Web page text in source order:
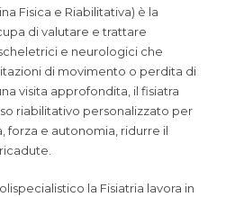
Fisica e Riabilitativa) è la
di valutare e trattare
e neurologici che
di movimento o perdita di
visita approfondita, il fisiatra
riabilitativo personalizzato per
forza e autonomia, ridurre il
la Fisiatria lavora in